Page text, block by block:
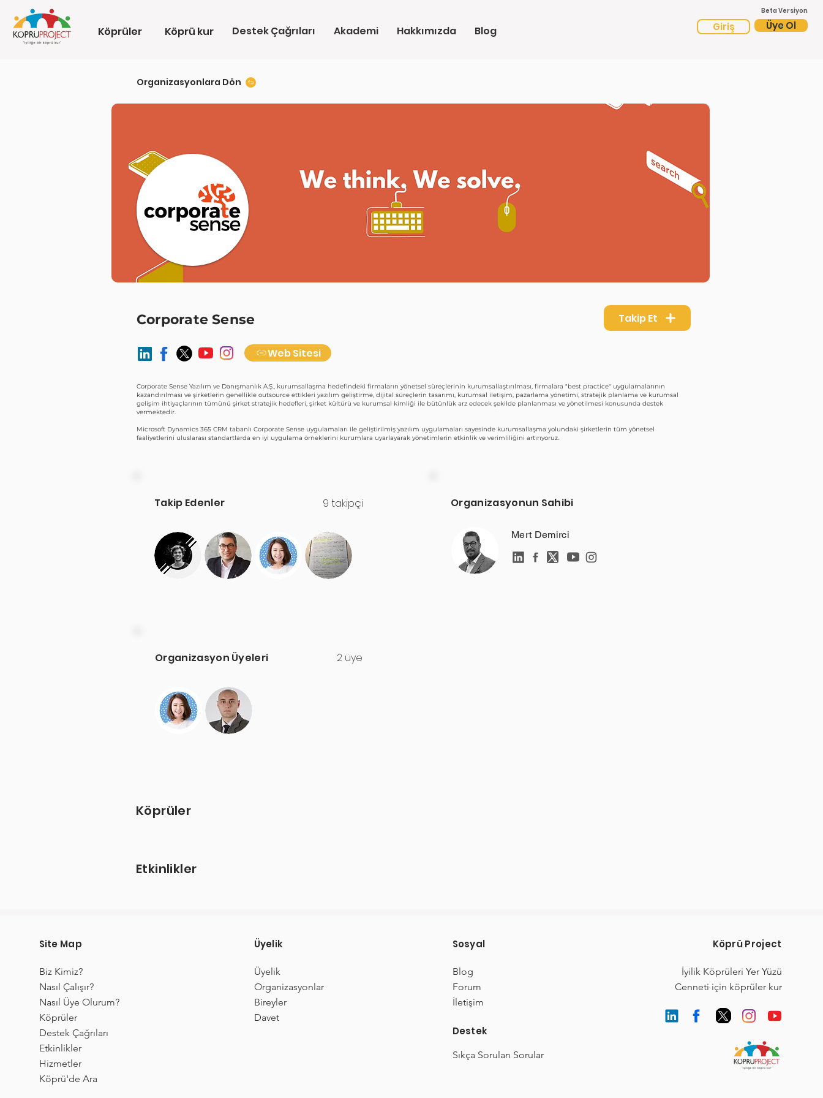
Köprüler Köprü kur Destek Çağrıları Akademi Hakkımızda Blog Giriş Üye Ol
Beta Versiyon
Organizasyonlara Dön
Takip Et
Corporate Sense
Web Sitesi
Corporate Sense Yazılım ve Danışmanlık A.Ş., kurumsallaşma hedefindeki firmaların yönetsel süreçlerinin kurumsallaştırılması, firmalara "best practice" uygulamalarının
kazandırılması ve şirketlerin genellikle outsource ettikleri yazılım geliştirme, dijital süreçlerin tasarımı, kurumsal iletişim, pazarlama yönetimi, stratejik planlama ve kurumsal
gelişim ihtiyaçlarının tümünü şirket stratejik hedefleri, şirket kültürü ve kurumsal kimliği ile bütünlük arz edecek şekilde planlanması ve yönetilmesi konusunda destek
vermektedir.
Microsoft Dynamics 365 CRM tabanlı Corporate Sense uygulamaları ile geliştirilmiş yazılım uygulamaları sayesinde kurumsallaşma yolundaki şirketlerin tüm yönetsel
faaliyetlerini uluslarası standartlarda en iyi uygulama örneklerini kurumlara uyarlayarak yönetimlerin etkinlik ve verimliliğini artırıyoruz.
Takip Edenler 9 takipçi Organizasyonun Sahibi
Mert Demirci
Organizasyon Üyeleri 2 üye
Köprüler
Etkinlikler
Site Map
Biz Kimiz?
Nasıl Çalışır?
Nasıl Üye Olurum?
Köprüler
Destek Çağrıları
Etkinlikler
Hizmetler
Köprü'de Ara
Üyelik
Üyelik
Organizasyonlar
Bireyler
Davet
Sosyal
Blog
Forum
İletişim
Destek
Sıkça Sorulan Sorular
Köprü Project
İyilik Köprüleri Yer Yüzü
Cenneti için köprüler kur